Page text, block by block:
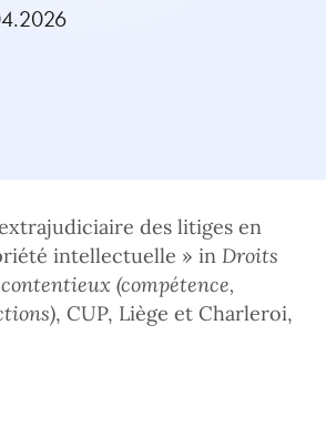
des litiges en
intellectuelle » in Droits
(compétence,
, CUP, Liège et Charleroi,